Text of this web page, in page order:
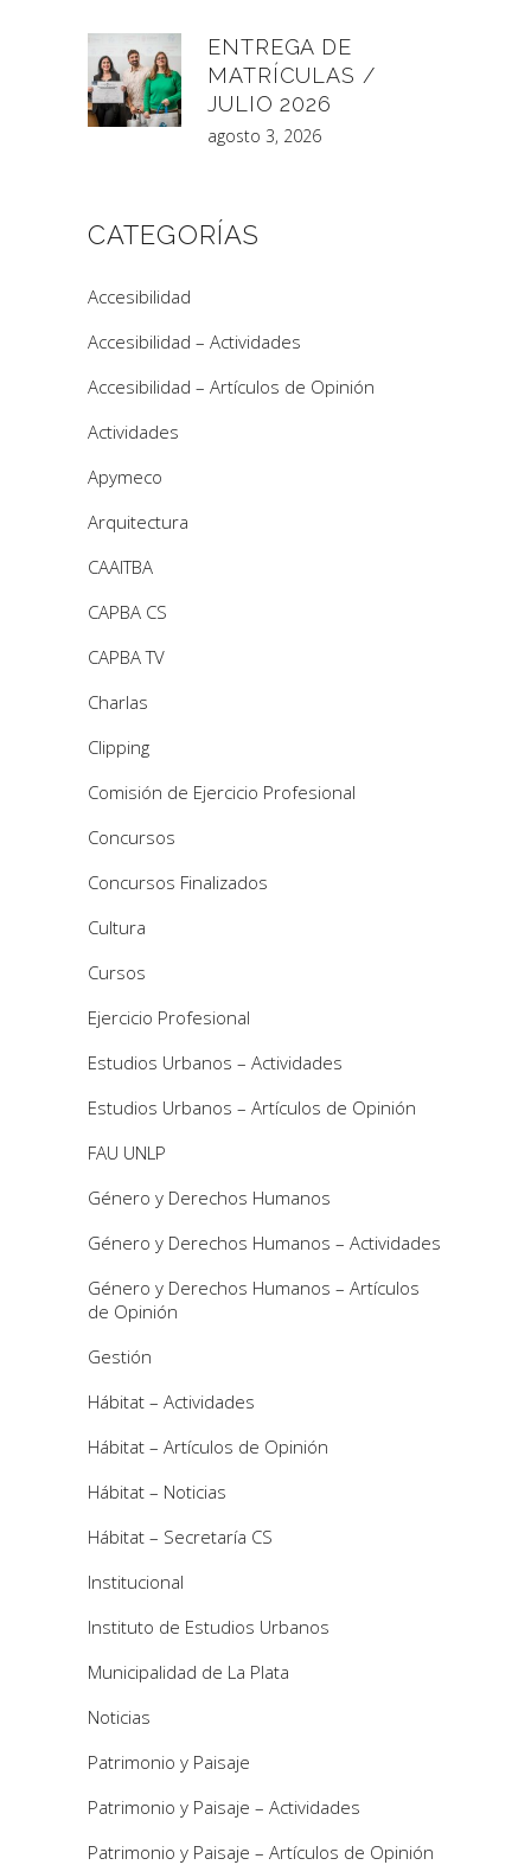
ENTREGA DE
MATRÍCULAS /
JULIO 2026
agosto 3, 2026
CATEGORÍAS
Accesibilidad
Accesibilidad – Actividades
Accesibilidad – Artículos de Opinión
Actividades
Apymeco
Arquitectura
CAAITBA
CAPBA CS
CAPBA TV
Charlas
Clipping
Comisión de Ejercicio Profesional
Concursos
Concursos Finalizados
Cultura
Cursos
Ejercicio Profesional
Estudios Urbanos – Actividades
Estudios Urbanos – Artículos de Opinión
FAU UNLP
Género y Derechos Humanos
Género y Derechos Humanos – Actividades
Género y Derechos Humanos – Artículos
de Opinión
Gestión
Hábitat – Actividades
Hábitat – Artículos de Opinión
Hábitat – Noticias
Hábitat – Secretaría CS
Institucional
Instituto de Estudios Urbanos
Municipalidad de La Plata
Noticias
Patrimonio y Paisaje
Patrimonio y Paisaje – Actividades
Patrimonio y Paisaje – Artículos de Opinión